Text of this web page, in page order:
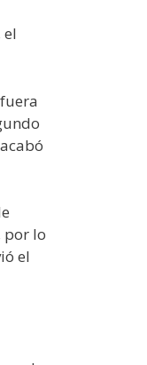
el
por lo
el